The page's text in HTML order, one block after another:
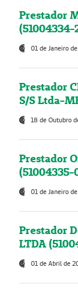
Prestador
(51004334-
01 de Janeiro
Prestador
S/S Ltda-
18 de Outubro
Prestador
(51004335-
01 de Janeiro
Prestador
LTDA
01 de Abril de